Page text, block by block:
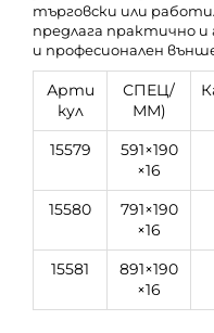
търговски или
предлага практично
и професионален
Арти
кул
СПЕЦ/
ММ)
15579
591×190
×16
15580
791×190
×16
15581
891×190
×16